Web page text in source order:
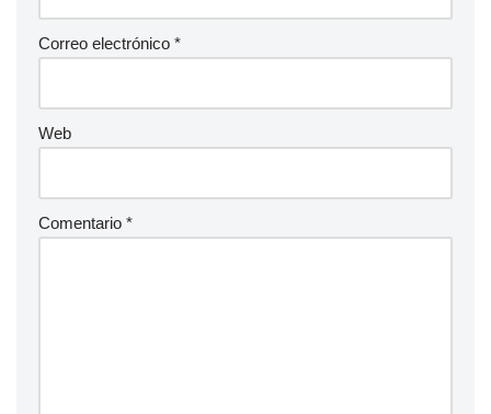
Correo electrónico *
Web
Comentario *